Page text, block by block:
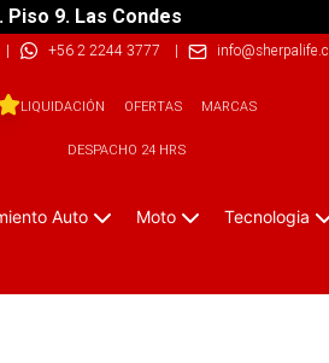
Piso 9. Las Condes
+56 2 2244 3777 | info@sherpalife.cl
LIQUIDACIÓN OFERTAS MARCAS
DESPACHO 24 HRS
Auto Moto Tecnologia